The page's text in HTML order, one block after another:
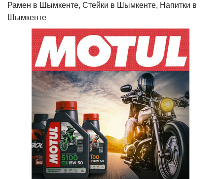
Рамен в Шымкенте, Стейки в Шымкенте, Напитки в
Шымкенте